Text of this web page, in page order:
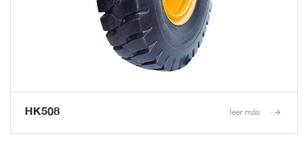
HK508 leer más